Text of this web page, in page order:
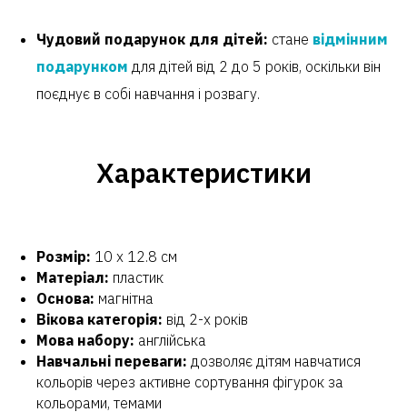
Чудовий подарунок для дітей: стане відмінним
подарунком для дітей від 2 до 5 років, оскільки він
поєднує в собі навчання і розвагу.
Характеристики
Розмір: 10 х 12.8 см
Матеріал: пластик
Основа: магнітна
Вікова категорія: від 2-х років
Мова набору: англійська
Навчальні переваги: дозволяє дітям навчатися
кольорів через активне сортування фігурок за
кольорами, темами